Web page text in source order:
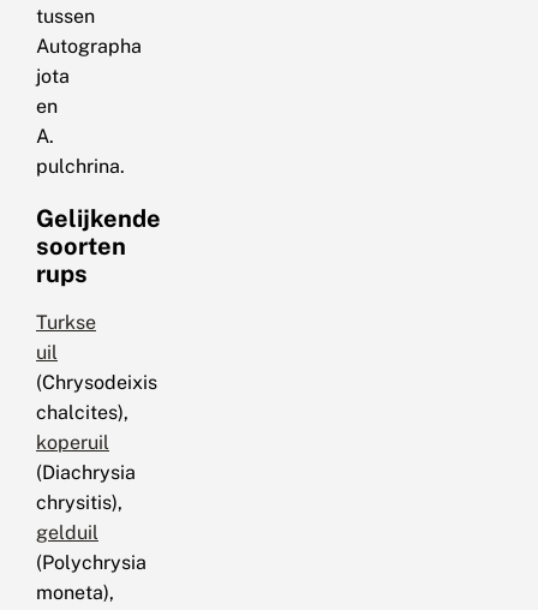
tussen
Autographa
jota
en
A.
pulchrina.
Gelijkende
soorten
rups
Turkse
uil
(Chrysodeixis
chalcites),
koperuil
(Diachrysia
chrysitis),
gelduil
(Polychrysia
moneta),